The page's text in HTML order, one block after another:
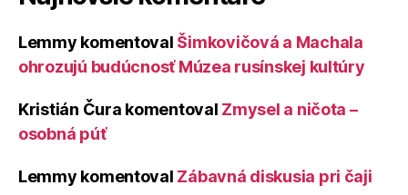
Lemmy komentoval Šimkovičová a Machala
ohrozujú budúcnosť Múzea rusínskej kultúry
Kristián Čura komentoval Zmysel a ničota –
osobná púť
Lemmy komentoval Zábavná diskusia pri čaji